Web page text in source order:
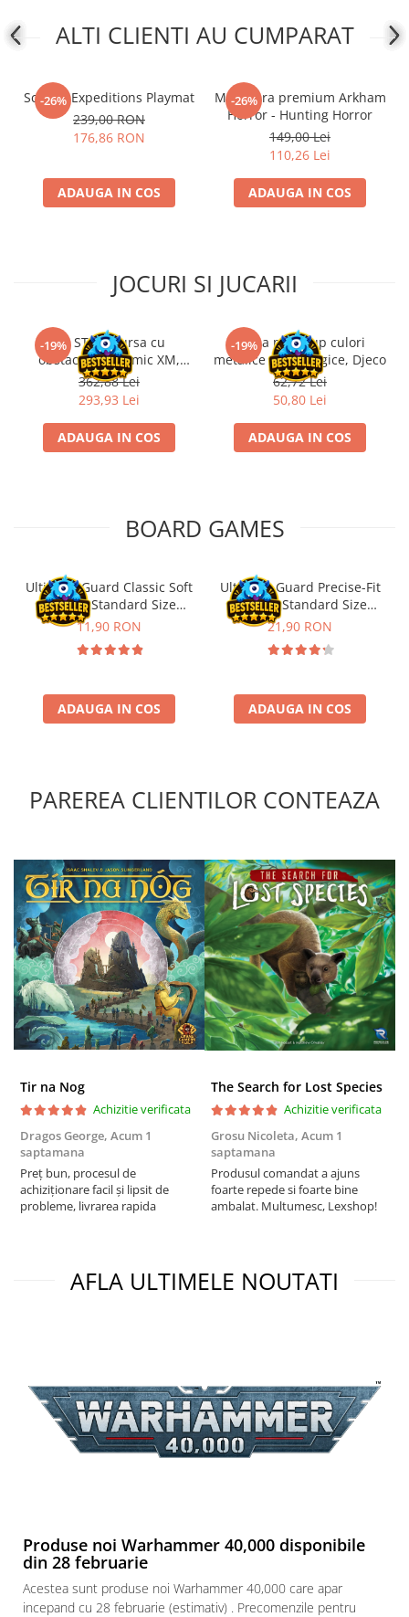
Altered
UniVersus CCG
Neverrift TCG
Hololive
Magic The Gathering TCG
Grand Archive TCG
Alte TCG-uri
Carti singles
Riftbound singles
Gundam TCG
Accesorii pentru puzzle
Puzzle 2000 piese
Puzzle 1500 piese
Puzzle 20 piese
Puzzle 4 in 1
Puzzle 120 piese
Puzzle 500 piese
4D Cityscape Time Puzzle
Puzzle 180 piese
Puzzle 12 piese
Educative
Puzzle 300 piese
Puzzle
Puzzle cu 100 piese
Puzzle cu 200 piese
Puzzle XXL
Puzzle 2 in 1
Puzzle 1000 piese panorama
Puzzle 8000 piese
Mandala
Puzzle 24 piese
Puzzle-uri metalice si logice
Puzzle 550 piese
Warhammer
Warhammer 40K
ALTI CLIENTI AU CUMPARAT
-26%
Scythe: Expeditions Playmat
239,00 RON
176,86 RON
ADAUGA IN COS
-26%
Miniatura premium Arkham
Horror - Hunting Horror
149,00 Lei
110,26 Lei
ADAUGA IN COS
JOCURI SI JUCARII
-19%Kit STEM Cursa cu
obstacole Dynamic XM,
Fischertechnik
362,88 Lei
293,93 Lei
ADAUGA IN COS
-19%
Trusa make-up culori
metalice non alergice, Djeco
62,72 Lei
50,80 Lei
ADAUGA IN COS
BOARD GAMES
Ultimate Guard Classic Soft
Sleeves Standard Size
Transparent (100)
11,90 RON
ADAUGA IN COS
Ultimate Guard Precise-Fit
Sleeves Standard Size
Transparent (100)
21,90 RON
ADAUGA IN COS
PAREREA CLIENTILOR CONTEAZA
Tir na Nog
Achizitie verificata
Dragos George, Acum 1
saptamana
Preț bun, procesul de
achiziționare facil și lipsit de
probleme, livrarea rapida
The Search for Lost Species
Achizitie verificata
Grosu Nicoleta, Acum 1
saptamana
Produsul comandat a ajuns
foarte repede si foarte bine
ambalat. Multumesc, Lexshop!
AFLA ULTIMELE NOUTATI
Produse noi Warhammer 40,000 disponibile
din 28 februarie
Acestea sunt produse noi Warhammer 40,000 care apar
incepand cu 28 februarie (estimativ) . Precomenzile pentru